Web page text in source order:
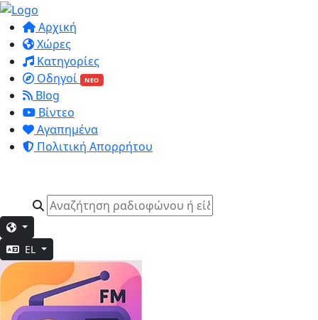
Αρχική
Χώρες
Κατηγορίες
Οδηγοί
ΝΕΟ
Blog
Βίντεο
Αγαπημένα
Πολιτική Απορρήτου
EL